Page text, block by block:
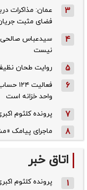
3
عمان: مذاکرات
فضای مثبت
4
سیدعباس
نیست
5 روایت طحان‌ نظیف از
6
واحد خزانه است
7 پرونده کلثوم
8 ماجرای پیامک
اتاق خبر
1 پرونده کلثوم